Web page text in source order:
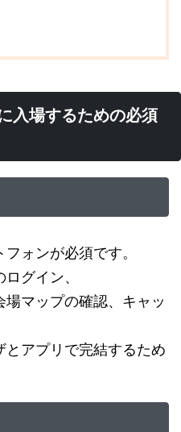
入場するための必須
ォンが必須です。
グイン、
マップの確認、キャッ
アプリで完結するため